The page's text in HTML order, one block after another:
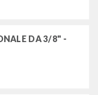
DA 3/8" -